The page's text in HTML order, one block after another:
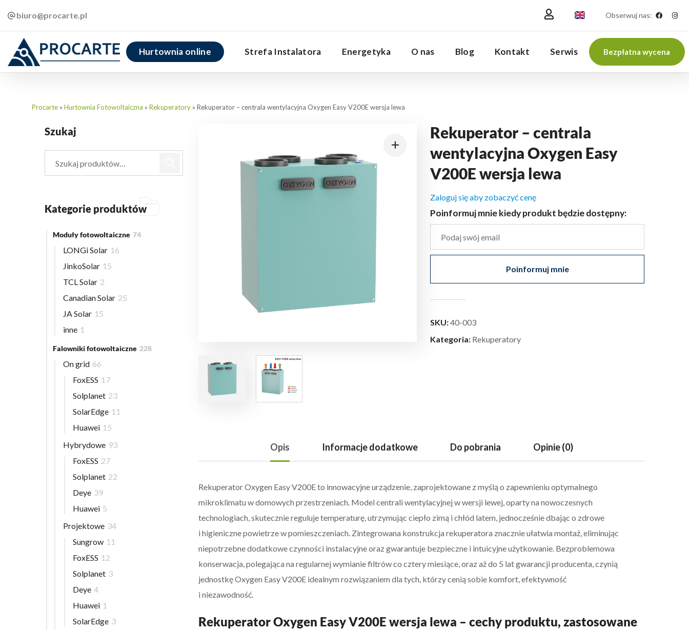
biuro@procarte.pl Obserwuj nas:
Hurtownia online Strefa Instalatora Energetyka O nas Blog Kontakt Serwis Bezpłatna wycena
Procarte » Hurtownia Fotowoltaiczna » Rekuperatory » Rekuperator – centrala wentylacyjna Oxygen Easy V200E wersja lewa
Rekuperator – centrala
wentylacyjna Oxygen Easy
V200E wersja lewa
Zaloguj się aby zobaczyć cenę
Poinformuj mnie kiedy produkt będzie dostępny:
Poinformuj mnie
SKU:40-003
Kategoria: Rekuperatory
Opis Informacje dodatkowe Do pobrania Opinie (0)
Rekuperator Oxygen Easy V200E to innowacyjne urządzenie, zaprojektowane z myślą o zapewnieniu optymalnego
mikroklimatu w domowych przestrzeniach. Model centrali wentylacyjnej w wersji lewej, oparty na nowoczesnych
technologiach, skutecznie reguluje temperaturę, utrzymując ciepło zimą i chłód latem, jednocześnie dbając o zdrowe
i higieniczne powietrze w pomieszczeniach. Zintegrowana konstrukcja rekuperatora znacznie ułatwia montaż, eliminując
niepotrzebne dodatkowe czynności instalacyjne oraz gwarantuje bezpieczne i intuicyjne użytkowanie. Bezproblemowa
konserwacja, polegająca na regularnej wymianie filtrów co cztery miesiące, oraz aż do 5 lat gwarancji producenta, czynią
jednostkę Oxygen Easy V200E idealnym rozwiązaniem dla tych, którzy cenią sobie komfort, efektywność
i niezawodność.
Rekuperator Oxygen Easy V200E wersja lewa – cechy produktu, zastosowane
Szukaj
Kategorie produktów
Moduły fotowoltaiczne 74
LONGi Solar 16
JinkoSolar 15
TCL Solar 2
Canadian Solar 25
JA Solar 15
inne 1
Falowniki fotowoltaiczne 228
On grid 66
FoxESS 17
Solplanet 23
SolarEdge 11
Huawei 15
Hybrydowe 93
FoxESS 27
Solplanet 22
Deye 39
Huawei 5
Projektowe 34
Sungrow 11
FoxESS 12
Solplanet 3
Deye 4
Huawei 1
SolarEdge 3